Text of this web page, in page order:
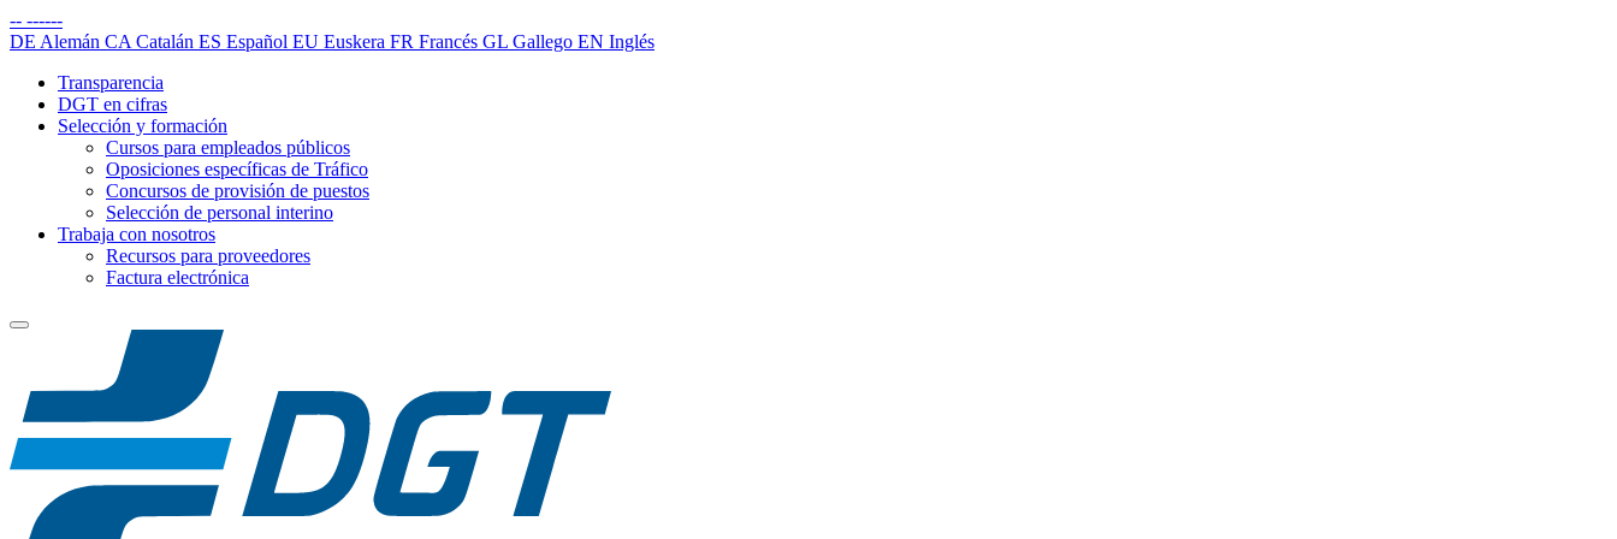
-- ------
DE Alemán CA Catalán ES Español EU Euskera FR Francés GL Gallego EN Inglés
Transparencia
DGT en cifras
Selección y formación
Cursos para empleados públicos
Oposiciones específicas de Tráfico
Concursos de provisión de puestos
Selección de personal interino
Trabaja con nosotros
Recursos para proveedores
Factura electrónica